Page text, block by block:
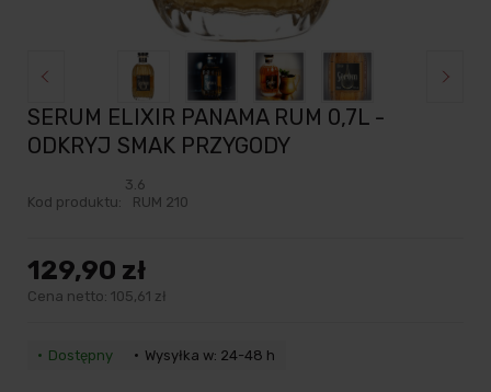
SERUM ELIXIR PANAMA RUM 0,7L -
ODKRYJ SMAK PRZYGODY
3.6
Kod produktu:
RUM 210
129,90 zł
Cena netto: 105,61 zł
Dostępny Wysyłka w: 24-48 h